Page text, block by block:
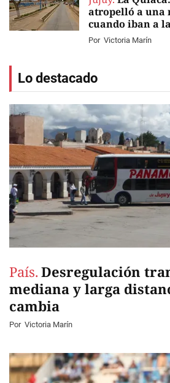
atropelló a una
cuando iban a
Por Victoria Marín
Lo destacado
País. Desregulación
mediana y larga
cambia
Por Victoria Marín